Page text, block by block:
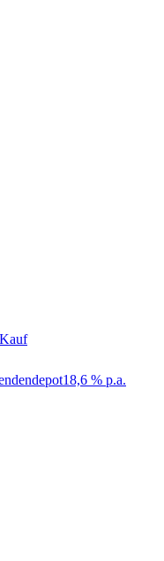
18,6 % p.a.